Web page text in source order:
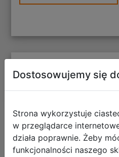
CoolPack Zestaw
Plecak Jerry
Dostosowujemy się
Strona wykorzystuje
w przeglądarce
działa poprawnie. Żeby
funkcjonalności naszego